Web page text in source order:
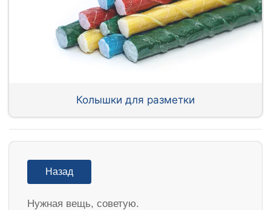
Колышки для разметки
Назад
Нужная вещь, советую.